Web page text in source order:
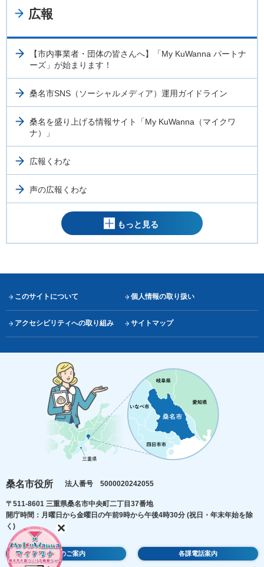
広報
【市内事業者・団体の皆さんへ】「My KuWanna パートナ
ーズ」が始まります！
桑名市SNS（ソーシャルメディア）運用ガイドライン
桑名を盛り上げる情報サイト「My KuWanna（マイクワ
ナ）」
広報くわな
声の広報くわな
もっと見る
このサイトについて 個人情報の取り扱い
アクセシビリティへの取り組み サイトマップ
桑名市役所 法人番号 5000020242055
〒511-8601 三重県桑名市中央町二丁目37番地
開庁時間：月曜日から金曜日の午前9時から午後4時30分 (祝日・年末年始を除
く)
庁舎のご案内 各課電話案内